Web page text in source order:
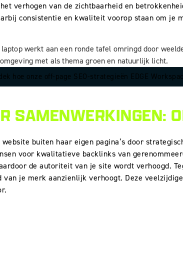
verhogen van de zichtbaarheid en
consistentie en kwaliteit voorop staan om
hoe onze off-page SEO-strategieën EDGE
SAMENWERKINGEN:
buiten haar eigen pagina’s door
voor kwalitatieve backlinks van
de autoriteit van je site wordt verhoogd.
je merk aanzienlijk verhoogt. Deze